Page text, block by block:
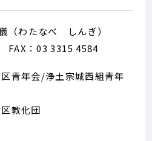
（わたなべ しんぎ）
FAX：03 3315 4584
青年会/浄土宗城西組青年
教化団